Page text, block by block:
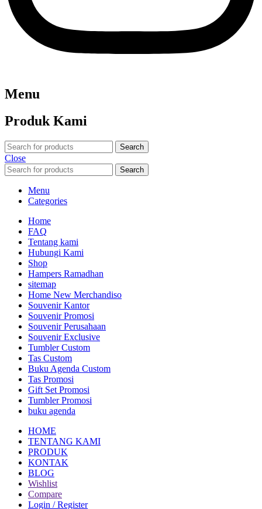
Menu
Produk Kami
Search
Close
Search
Menu
Categories
Home
FAQ
Tentang kami
Hubungi Kami
Shop
Hampers Ramadhan
sitemap
Home New Merchandiso
Souvenir Kantor
Souvenir Promosi
Souvenir Perusahaan
Souvenir Exclusive
Tumbler Custom
Tas Custom
Buku Agenda Custom
Tas Promosi
Gift Set Promosi
Tumbler Promosi
buku agenda
HOME
TENTANG KAMI
PRODUK
KONTAK
BLOG
Wishlist
Compare
Login / Register